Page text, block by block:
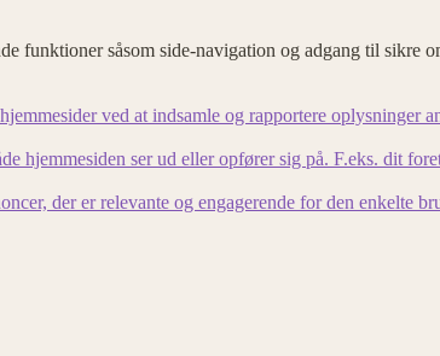
funktioner såsom side-navigation og adgang til sikre
ved at indsamle og rapportere oplysninger
hjemmesiden ser ud eller opfører sig på. F.eks. dit
der er relevante og engagerende for den enkelte